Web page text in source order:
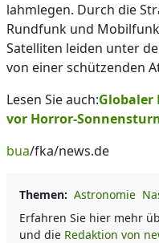
lahmlegen. Durch die
Rundfunk und
Satelliten leiden unter
von einer schützenden
Lesen Sie auch:Globaler
vor Horror-
bua/fka/news.de
Themen: Astronomie
Erfahren Sie hier mehr
und die Redaktion von